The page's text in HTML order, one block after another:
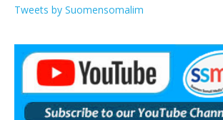
Tweets by Suomensomalim